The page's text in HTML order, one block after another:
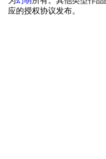
特别船坞
应的授权协议发布。